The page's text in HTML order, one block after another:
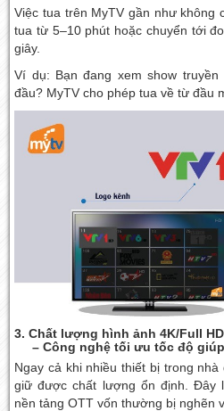
Việc tua trên MyTV gần như không
tua từ 5–10 phút hoặc chuyển tới
giây.
Ví dụ: Bạn đang xem show
đầu? MyTV cho phép tua về từ đầu
3. Chất lượng hình ảnh 4K/Full
– Công nghệ tối ưu tốc độ giúp
Ngay cả khi nhiều thiết bị trong
giữ được chất lượng ổn định. Đây
nền tảng OTT vốn thường bị nghẽn